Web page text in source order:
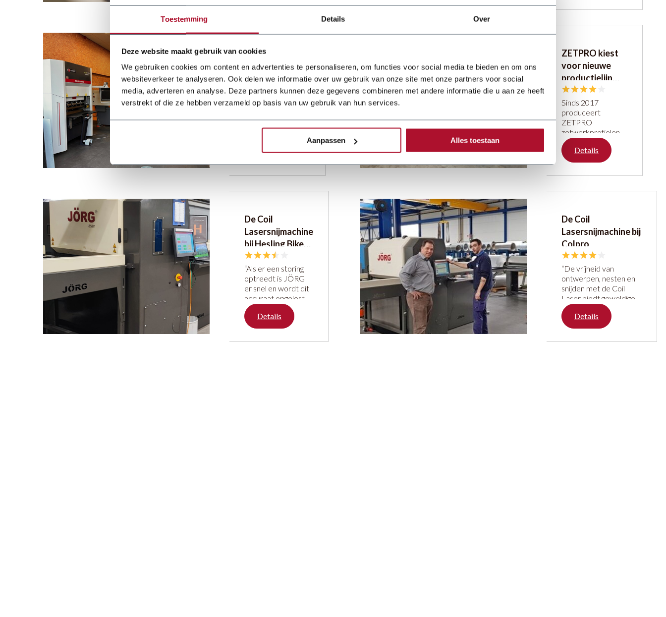
Toestemming Details Over
Deze website maakt gebruik van cookies
We gebruiken cookies om content en advertenties te personaliseren, om functies voor social media te bieden en om ons
websiteverkeer te analyseren. Ook delen we informatie over uw gebruik van onze site met onze partners voor social
media, adverteren en analyse. Deze partners kunnen deze gegevens combineren met andere informatie die u aan ze heeft
verstrekt of die ze hebben verzameld op basis van uw gebruik van hun services.
Aanpassen Alles toestaan
package of roofing
attaches great
importance to
speed, flexibility,
quality and
customis
develop and grow,
to provide their
customers with the
highest quality.
[rating]4.5
Het Calvijn
College kiest
voor een
compacte
kantbank
Het Calvijn College
biedt leerlingen van
14 tot 17 jaar op
breed scala aan
Produceren,
krijgen leerlingen te
maken met
plaatbewerking
[rating]4
Details
ZETPRO kiest
voor nieuwe
productielijn
met
EKICONTROL,
VARIOBEND en
DENER
Sinds 2017
produceert
ZETPRO
zetwerkprofielen in
allerlei soorten en
maten en levert
deze aan klanten
de groei die
verhuisden ze
afgelopen zomer
naar een groter
pand in
Zaltbommel.
[rating]4
Details
De Coil
Lasersnijmachine
bij Hesling Bike
Parts
“Als er een storing
optreedt is JÖRG
er snel en wordt dit
accuraat opgelost.”
De Coil
Lasersnijmachine
zorgt ervoor dat er
Details
De Coil
Lasersnijmachine bij
Colpro
“De vrijheid van
ontwerpen, nesten en
snijden met de Coil
Laser biedt geweldige
mogelijkheden om
innovatief te werken
met
Details